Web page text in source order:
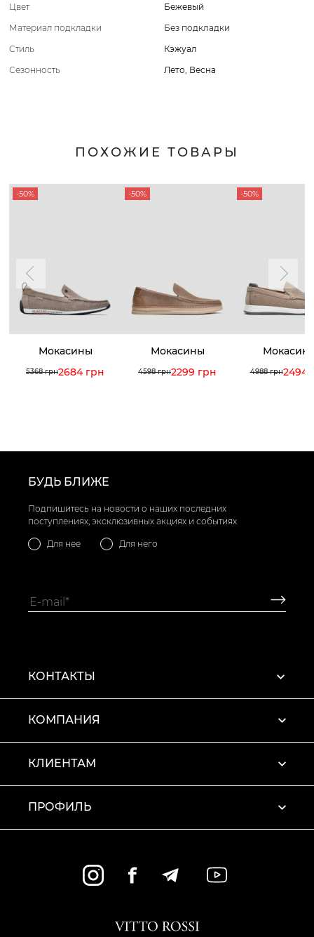
Цвет
Бежевый
Материал подкладки
Без подкладки
Стиль
Кэжуал
Сезонность
Лето, Весна
ПОХОЖИЕ ТОВАРЫ
-50%
Мокасины
5368 грн2684 грн
-50%
Мокасины
4598 грн2299 грн
-50%
4988 грн2494
БУДЬ БЛИЖЕ
Подпишитесь на новости о наших последних
поступлениях, эксклюзивных акциях и событиях
Для нее Для него
КОНТАКТЫ
КОМПАНИЯ
КЛИЕНТАМ
ПРОФИЛЬ